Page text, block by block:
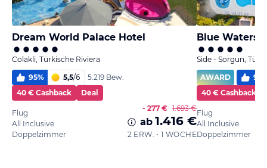
Dream World Palace Hotel
Colakli, Türkische Riviera
95% 5,5/6
5.219 Bew.
40 € Cashback
Deal
Flug
All Inclusive
Doppelzimmer
- 277 € 1.693 €
ab 1.416 €
2 ERW. • 1 WOCHE
Blue Waters
Side - Sorgun,
AWARD
99
40 € Cashback
Flug
All Inclusive
Doppelzimmer